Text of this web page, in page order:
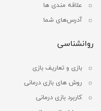
علاقه مندی ها
آدرس‌های شما
روانشناسی
بازی و تعاریف بازی
روش های بازی درمانی
کاربرد بازی درمانی